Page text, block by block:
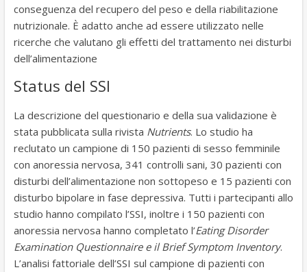
conseguenza del recupero del peso e della riabilitazione
nutrizionale. È adatto anche ad essere utilizzato nelle
ricerche che valutano gli effetti del trattamento nei disturbi
dell’alimentazione
Status del SSI
La descrizione del questionario e della sua validazione è
stata pubblicata sulla rivista Nutrients. Lo studio ha
reclutato un campione di 150 pazienti di sesso femminile
con anoressia nervosa, 341 controlli sani, 30 pazienti con
disturbi dell’alimentazione non sottopeso e 15 pazienti con
disturbo bipolare in fase depressiva. Tutti i partecipanti allo
studio hanno compilato l’SSI, inoltre i 150 pazienti con
anoressia nervosa hanno completato l’Eating Disorder
Examination Questionnaire e il Brief Symptom Inventory.
L’analisi fattoriale dell’SSI sul campione di pazienti con